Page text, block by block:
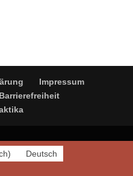
Impressum
) Deutsch